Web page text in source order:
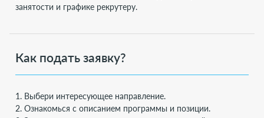
занятости и графике рекрутеру.
Как подать заявку?
1. Выбери интересующее направление.
2. Ознакомься с описанием программы и позиции.